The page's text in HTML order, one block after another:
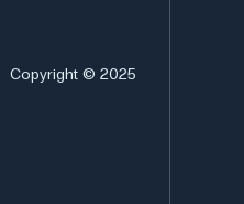
Copyright © 2025